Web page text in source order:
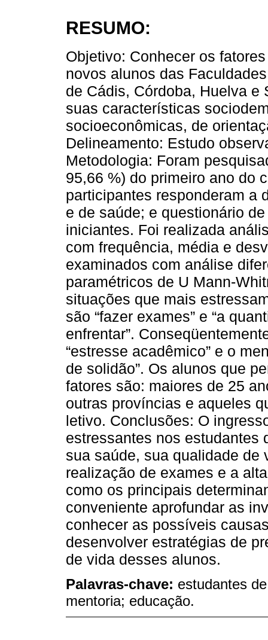
RESUMO:
Objetivo: Conhecer os
novos alunos das
de Cádis, Córdoba, Huelva
suas características
socioeconômicas, de
Delineamento: Estudo
Metodologia: Foram
95,66 %) do primeiro ano do
participantes responderam a
e de saúde; e questionário
iniciantes. Foi realizada
com frequência, média e
examinados com análise
paramétricos de U Mann-
situações que mais
são “fazer exames” e “a
enfrentar”.
“estresse acadêmico” e o
de solidão”. Os alunos que
fatores são: maiores de 25
outras províncias e aqueles
letivo. Conclusões: O
estressantes nos estudantes
sua saúde, sua qualidade de
realização de exames e a
como os principais
conveniente aprofundar as
conhecer as possíveis
desenvolver estratégias de
de vida desses alunos.
Palavras-chave: estudantes
mentoria; educação.